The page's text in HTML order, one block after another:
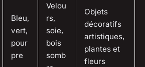
Bleu,
vert,
pour
pre
Velou
rs,
soie,
bois
somb
Objets
décoratifs
artistiques,
plantes et
fleurs